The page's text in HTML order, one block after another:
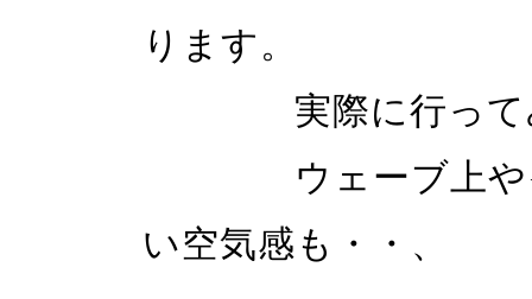
ります。
実際に行って
ウェーブ上やイン
い空気感も・・、